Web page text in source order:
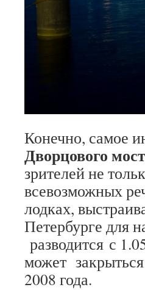
Конечно, самое
Дворцового
зрителей не
всевозможных
лодках,
Петербурге для
разводится с
может
2008 года.